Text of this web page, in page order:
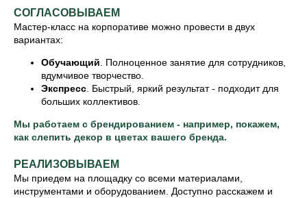
СОГЛАСОВЫВАЕМ
Мастер-класс на корпоративе можно провести в двух
вариантах:
Обучающий. Полноценное занятие для сотрудников,
вдумчивое творчество.
Экспресс. Быстрый, яркий результат - подходит для
больших коллективов.
Мы работаем с брендированием - например, покажем,
как слепить декор в цветах вашего бренда.
РЕАЛИЗОВЫВАЕМ
Мы приедем на площадку со всеми материалами,
инструментами и оборудованием. Доступно расскажем и